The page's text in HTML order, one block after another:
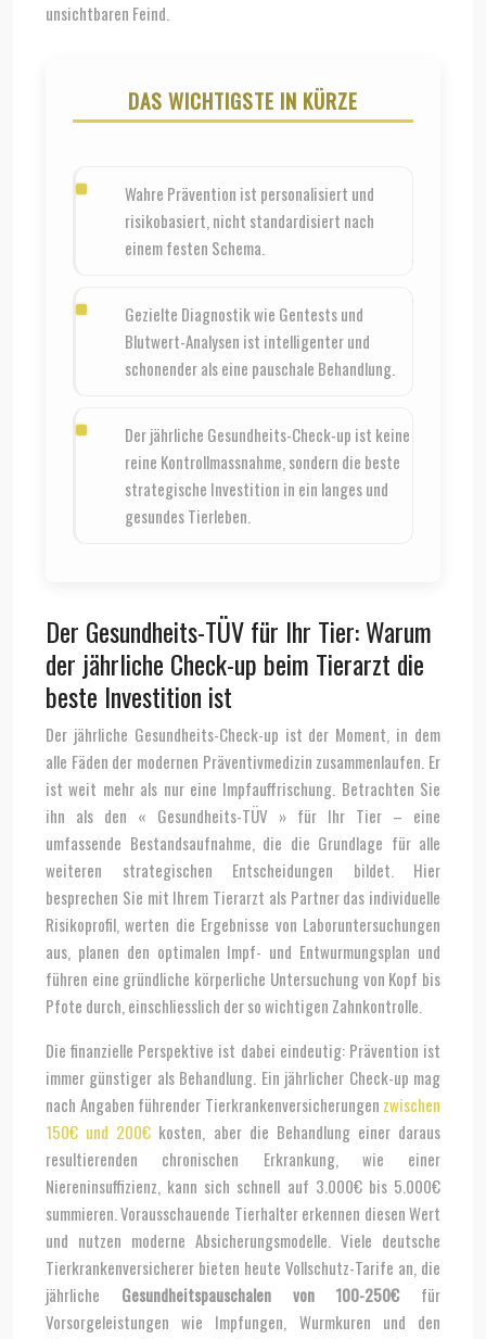
unsichtbaren Feind.
DAS WICHTIGSTE IN KÜRZE
Wahre Prävention ist personalisiert und
risikobasiert, nicht standardisiert nach
einem festen Schema.
Gezielte Diagnostik wie Gentests und
Blutwert-Analysen ist intelligenter und
schonender als eine pauschale Behandlung.
Der jährliche Gesundheits-Check-up ist keine
reine Kontrollmassnahme, sondern die beste
strategische Investition in ein langes und
gesundes Tierleben.
Der Gesundheits-TÜV für Ihr Tier: Warum
der jährliche Check-up beim Tierarzt die
beste Investition ist
Der jährliche Gesundheits-Check-up ist der Moment, in dem
alle Fäden der modernen Präventivmedizin zusammenlaufen. Er
ist weit mehr als nur eine Impfauffrischung. Betrachten Sie
ihn als den « Gesundheits-TÜV » für Ihr Tier – eine
umfassende Bestandsaufnahme, die die Grundlage für alle
weiteren strategischen Entscheidungen bildet. Hier
besprechen Sie mit Ihrem Tierarzt als Partner das individuelle
Risikoprofil, werten die Ergebnisse von Laboruntersuchungen
aus, planen den optimalen Impf- und Entwurmungsplan und
führen eine gründliche körperliche Untersuchung von Kopf bis
Pfote durch, einschliesslich der so wichtigen Zahnkontrolle.
Die finanzielle Perspektive ist dabei eindeutig: Prävention ist
immer günstiger als Behandlung. Ein jährlicher Check-up mag
nach Angaben führender Tierkrankenversicherungen zwischen
150€ und 200€ kosten, aber die Behandlung einer daraus
resultierenden chronischen Erkrankung, wie einer
Niereninsuffizienz, kann sich schnell auf 3.000€ bis 5.000€
summieren. Vorausschauende Tierhalter erkennen diesen Wert
und nutzen moderne Absicherungsmodelle. Viele deutsche
Tierkrankenversicherer bieten heute Vollschutz-Tarife an, die
jährliche Gesundheitspauschalen von 100-250€für
Vorsorgeleistungen wie Impfungen, Wurmkuren und den